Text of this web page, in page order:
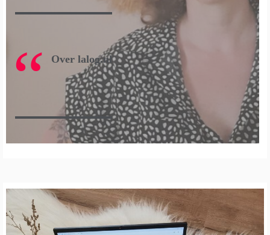
Over lalog.nl